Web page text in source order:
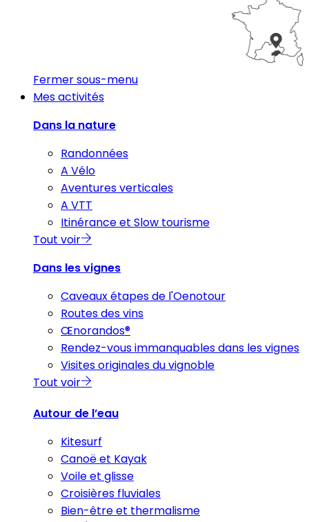
Fermer sous-menu
Mes activités
Dans la nature
Randonnées
A Vélo
Aventures verticales
A VTT
Itinérance et Slow tourisme
Tout voir
Dans les vignes
Caveaux étapes de l'Oenotour
Routes des vins
Œnorandos®
Rendez-vous immanquables dans les vignes
Visites originales du vignoble
Tout voir
Autour de l’eau
Kitesurf
Canoë et Kayak
Voile et glisse
Croisières fluviales
Bien-être et thermalisme